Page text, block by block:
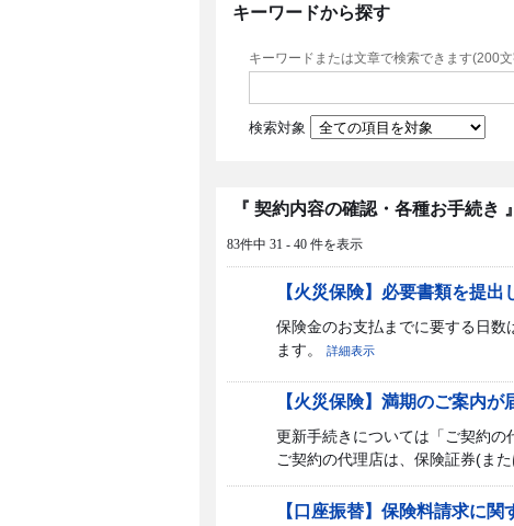
キーワードから探す
キーワードまたは文章で検索できます(200
検索対象
『 契約内容の確認・各種お手続き
83件中 31 - 40 件を表示
【火災保険】必要書類を提
保険金のお支払までに要する日
ます。
詳細表示
【火災保険】満期のご案内
更新手続きについては「ご契約
ご契約の代理店は、保険証券(ま
【口座振替】保険料請求に